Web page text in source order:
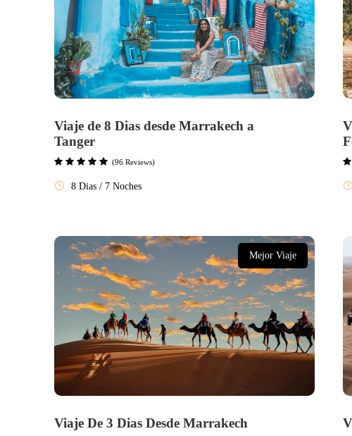
Viaje de 8 Dias desde Marrakech a
Tanger
8 Dias / 7 Noches
(96 Reviews)
Mejor Viaje
Viaje De 3 Dias Desde Marrakech